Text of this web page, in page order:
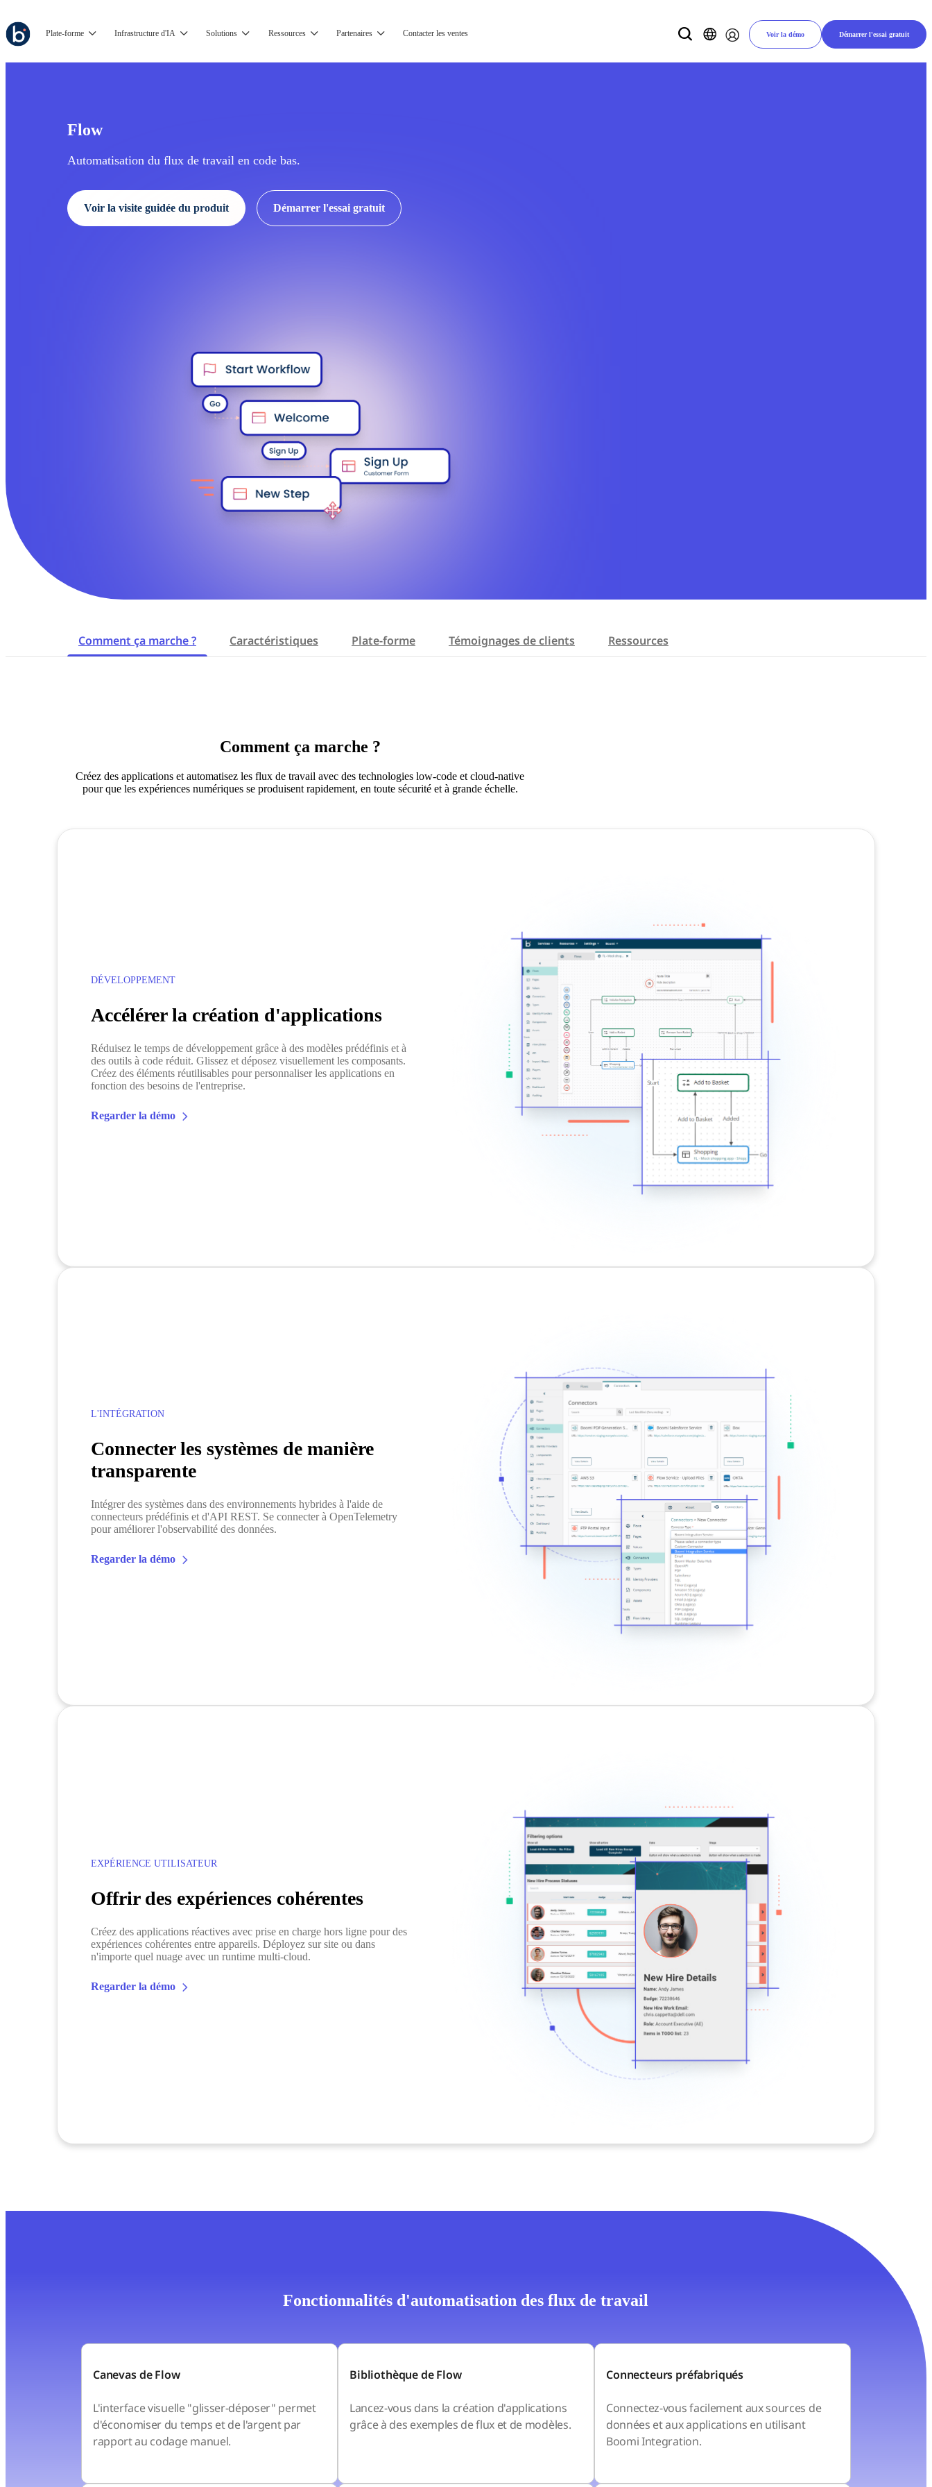
Plate-forme Infrastructure d'IA Solutions Ressources Partenaires Contacter les ventes Voir la démo Démarrer l'essai gratuit
Flow
Automatisation du flux de travail en code bas.
Voir la visite guidée du produit Démarrer l'essai gratuit
Comment ça marche ? Caractéristiques Plate-forme Témoignages de clients Ressources
Comment ça marche ?
Créez des applications et automatisez les flux de travail avec des technologies low-code et cloud-native
pour que les expériences numériques se produisent rapidement, en toute sécurité et à grande échelle.
DÉVELOPPEMENT
Accélérer la création d'applications
Réduisez le temps de développement grâce à des modèles prédéfinis et à
des outils à code réduit. Glissez et déposez visuellement les composants.
Créez des éléments réutilisables pour personnaliser les applications en
fonction des besoins de l'entreprise.
Regarder la démo
L'INTÉGRATION
Connecter les systèmes de manière
transparente
Intégrer des systèmes dans des environnements hybrides à l'aide de
connecteurs prédéfinis et d'API REST. Se connecter à OpenTelemetry
pour améliorer l'observabilité des données.
Regarder la démo
EXPÉRIENCE UTILISATEUR
Offrir des expériences cohérentes
Créez des applications réactives avec prise en charge hors ligne pour des
expériences cohérentes entre appareils. Déployez sur site ou dans
n'importe quel nuage avec un runtime multi-cloud.
Regarder la démo
Fonctionnalités d'automatisation des flux de travail
Canevas de Flow
L'interface visuelle "glisser-déposer" permet
d'économiser du temps et de l'argent par
rapport au codage manuel.
Bibliothèque de Flow
Lancez-vous dans la création d'applications
grâce à des exemples de flux et de modèles.
Connecteurs préfabriqués
Connectez-vous facilement aux sources de
données et aux applications en utilisant
Boomi Integration.